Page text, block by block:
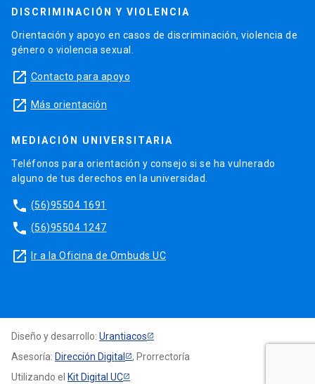
DISCRIMINACIÓN Y VIOLENCIA
Orientación y apoyo en casos de discriminación, violencia de
género o violencia sexual.
launch Contacto para apoyo
launch Más orientación
MEDIACIÓN UNIVERSITARIA
Teléfonos para orientación y consejo si se ha vulnerado
alguno de tus derechos en la universidad.
phone (56)95504 1691
phone (56)95504 1247
launch Ir a la Oficina de Ombuds UC
Diseño y desarrollo: Urantiacos
Asesoría: Dirección Digital
, Prorrectoría
Utilizando el Kit Digital UC